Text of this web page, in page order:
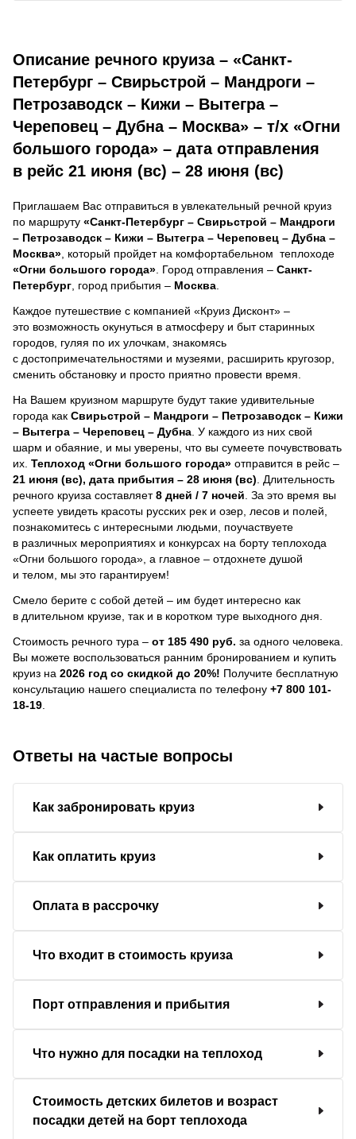
Описание речного круиза – «Санкт-
Петербург – Свирьстрой – Мандроги –
Петрозаводск – Кижи – Вытегра –
Череповец – Дубна – Москва» – т/х «Огни
большого города» – дата отправления
в рейс 21 июня (вс) – 28 июня (вс)
Приглашаем Вас отправиться в увлекательный речной круиз
по маршруту «Санкт-Петербург – Свирьстрой – Мандроги
– Петрозаводск – Кижи – Вытегра – Череповец – Дубна –
Москва» , который пройдет на комфортабельном теплоходе
«Огни большого города» . Город отправления – Санкт-
Петербург , город прибытия – Москва
Каждое путешествие с компанией «Круиз Дисконт» –
это возможность окунуться в атмосферу и быт старинных
городов, гуляя по их улочкам, знакомясь
с достопримечательностями и музеями, расширить кругозор,
сменить обстановку и просто приятно провести время.
На Вашем круизном маршруте будут такие удивительные
города как Свирьстрой – Мандроги – Петрозаводск – Кижи
– Вытегра – Череповец – Дубна . У каждого из них свой
шарм и обаяние, и мы уверены, что вы сумеете почувствовать
их. Теплоход «Огни большого города» отправится в рейс –
21 июня (вс), дата прибытия – 28 июня (вс) . Длительность
речного круиза составляет8 дней / 7 ночей За это время вы
успеете увидеть красоты русских рек и озер, лесов и полей,
познакомитесь с интересными людьми, поучаствуете
в различных мероприятиях и конкурсах на борту теплохода
«Огни большого города», а главное – отдохнете душой
и телом, мы это гарантируем!
Смело берите с собой детей – им будет интересно как
в длительном круизе, так и в коротком туре выходного дня.
Стоимость речного тура – от 185 490 руб. за одного человека.
Вы можете воспользоваться ранним бронированием и купить
круиз на 2026 год со скидкой до 20%! Получите бесплатную
консультацию нашего специалиста по телефону +7 800 101-
18-19
Ответы на частые вопросы
Как забронировать круиз
Как оплатить круиз
Оплата в рассрочку
Что входит в стоимость круиза
Порт отправления и прибытия
Что нужно для посадки на теплоход
Стоимость детских билетов и возраст
посадки детей на борт теплохода